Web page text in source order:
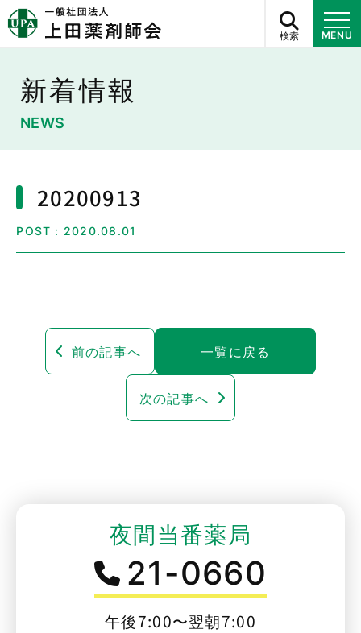
検索 MENU
新着情報
NEWS
20200913
POST：2020.08.01
前の記事へ 一覧に戻る
次の記事へ
夜間当番薬局
21-0660
午後7:00〜翌朝7:00